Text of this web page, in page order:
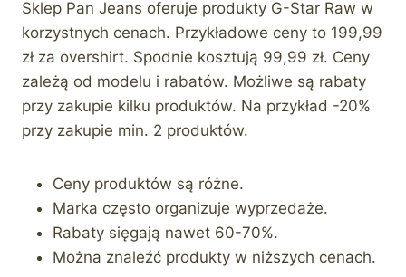
Sklep Pan Jeans oferuje produkty G-Star Raw w
korzystnych cenach. Przykładowe ceny to 199,99
zł za overshirt. Spodnie kosztują 99,99 zł. Ceny
zależą od modelu i rabatów. Możliwe są rabaty
przy zakupie kilku produktów. Na przykład -20%
przy zakupie min. 2 produktów.
Ceny produktów są różne.
Marka często organizuje wyprzedaże.
Rabaty sięgają nawet 60-70%.
Można znaleźć produkty w niższych cenach.